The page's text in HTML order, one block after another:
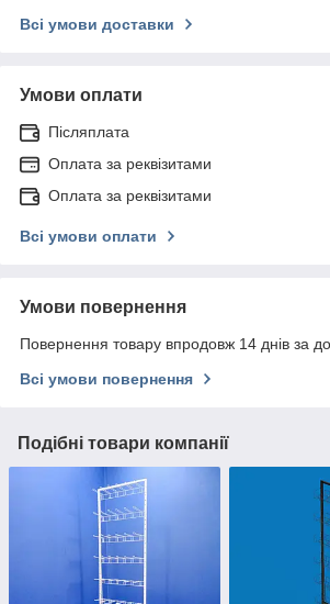
Всі умови доставки
Умови оплати
Післяплата
Оплата за реквізитами
Оплата за реквізитами
Всі умови оплати
Умови повернення
Повернення товару впродовж 14 днів за
Всі умови повернення
Подібні товари компанії